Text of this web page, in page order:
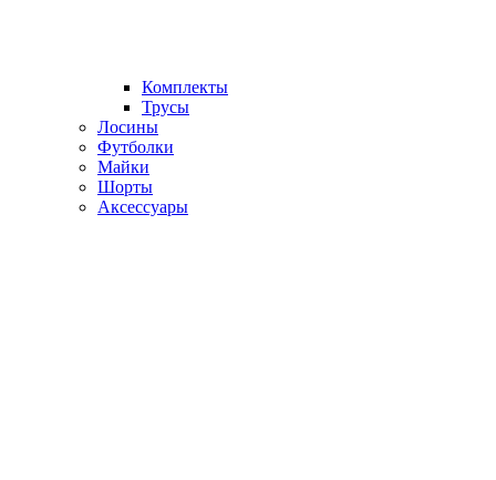
Комплекты
Трусы
Лосины
Футболки
Майки
Шорты
Аксессуары